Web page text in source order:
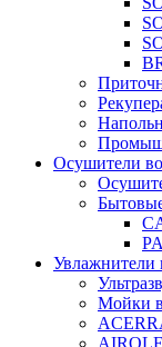
Осушители
Увлажнители
Мойки
AIROLE